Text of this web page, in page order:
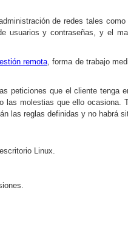
de redes tales
usuarios y contraseñas, y el
remota, forma de trabajo
peticiones que el cliente tenga
molestias que ello
las reglas definidas y no habrá
Linux.